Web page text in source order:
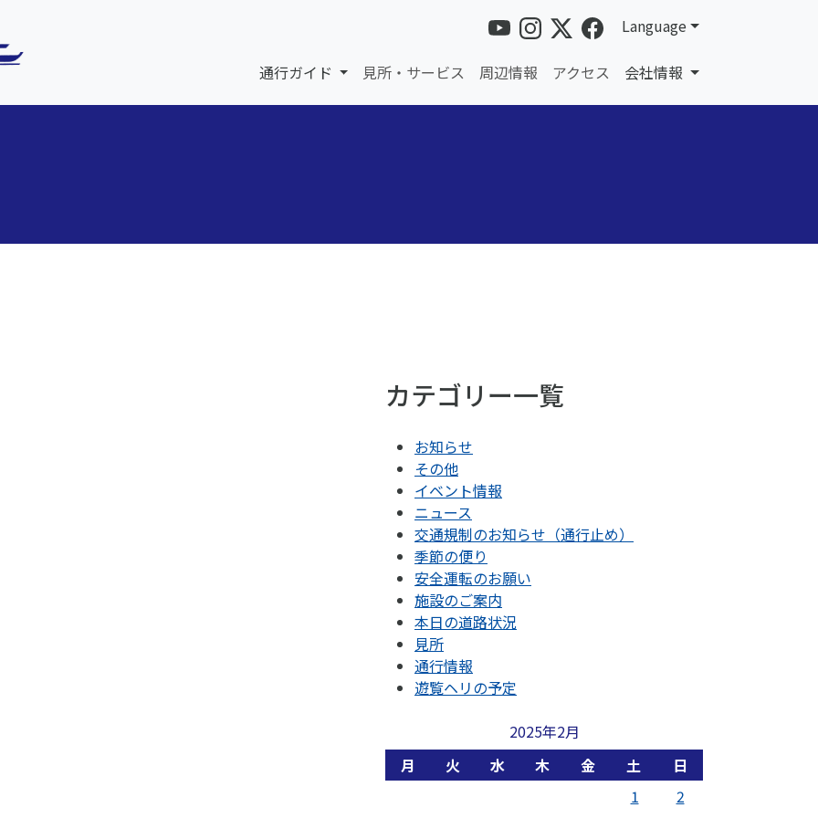
Language
通行ガイド 見所・サービス 周辺情報 アクセス 会社情報
カテゴリー一覧
お知らせ
その他
イベント情報
ニュース
交通規制のお知らせ（通行止め）
季節の便り
安全運転のお願い
施設のご案内
本日の道路状況
見所
通行情報
遊覧ヘリの予定
2025年2月
月
火 水 木 金 土
日
1
2